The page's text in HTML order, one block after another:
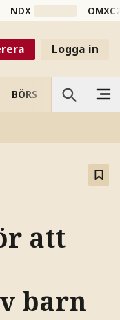
NDX
Logga in
BÖRS VETENSKAP
att
barn